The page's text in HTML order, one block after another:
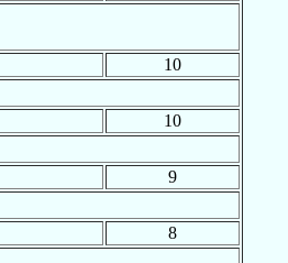
10
10
9
8